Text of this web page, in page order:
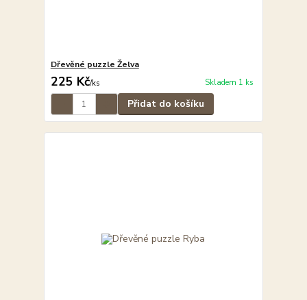
Dřevěné puzzle Želva
225 Kč/ks Skladem 1 ks
Přidat do košíku